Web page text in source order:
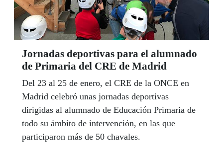
Jornadas deportivas para el alumnado
de Primaria del CRE de Madrid
Del 23 al 25 de enero, el CRE de la ONCE en
Madrid celebró unas jornadas deportivas
dirigidas al alumnado de Educación Primaria de
todo su ámbito de intervención, en las que
participaron más de 50 chavales.